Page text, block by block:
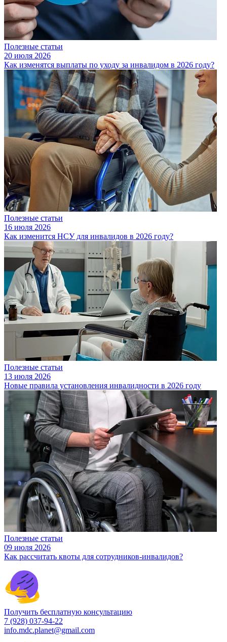
Полезные статьи
20 июля 2026
Как изменятся выплаты по уходу за инвалидом в 2026 году?
Полезные статьи
16 июля 2026
Как изменится НСУ для инвалидов в 2026 году?
Полезные статьи
13 июля 2026
Новые правила установления инвалидности в 2026 году
Полезные статьи
09 июля 2026
Как рассчитать квоты для сотрудников-инвалидов?
Получить бесплатную консультацию
7 (928) 037-94-22
info.mdc.planet@gmail.com